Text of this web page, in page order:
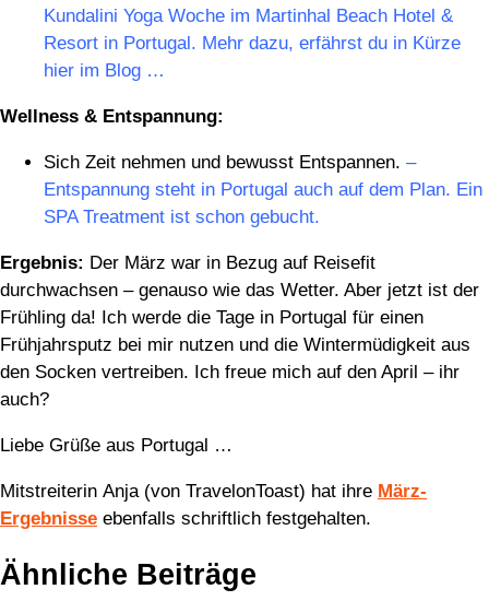
Kundalini Yoga Woche im Martinhal Beach Hotel &
Resort in Portugal. Mehr dazu, erfährst du in Kürze
hier im Blog …
Wellness & Entspannung:
Sich Zeit nehmen und bewusst Entspannen. –
Entspannung steht in Portugal auch auf dem Plan. Ein
SPA Treatment ist schon gebucht.
Ergebnis: Der März war in Bezug auf Reisefit
durchwachsen – genauso wie das Wetter. Aber jetzt ist der
Frühling da! Ich werde die Tage in Portugal für einen
Frühjahrsputz bei mir nutzen und die Wintermüdigkeit aus
den Socken vertreiben. Ich freue mich auf den April – ihr
auch?
Liebe Grüße aus Portugal …
Mitstreiterin Anja (von TravelonToast) hat ihre März-
Ergebnisse ebenfalls schriftlich festgehalten.
Ähnliche Beiträge